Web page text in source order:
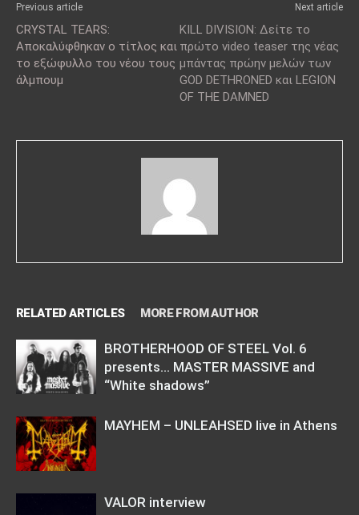
Previous article
CRYSTAL TEARS:
Αποκαλύφθηκαν ο τίτλος και
το εξώφυλλο του νέου τους
άλμπουμ
Next article
KILL DIVISION: Δείτε το
πρώτο video teaser της νέας
μπάντας πρώην μελών των
GOD DETHRONED και LEGION
OF THE DAMNED
RELATED ARTICLES MORE FROM AUTHOR
BROTHERHOOD OF STEEL Vol. 6
presents… MASTER MASSIVE and
“White shadows”
MAYHEM – UNLEAHSED live in Athens
VALOR interview